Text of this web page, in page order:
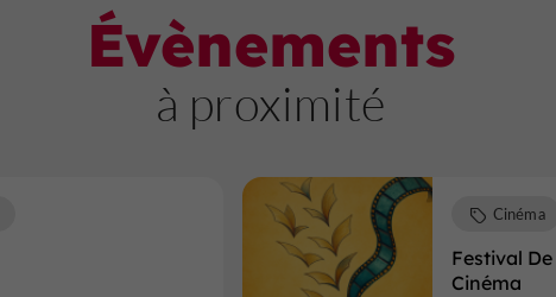
Évènements
à proximité
Festival
Cinéma
Cinéma